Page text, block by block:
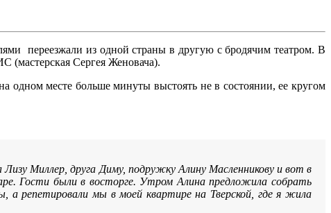
переезжали из одной страны в другую с бродячим театром. В
(мастерская Сергея Женовача).
одном месте больше минуты выстоять не в состоянии, ее кругом
Лизу Миллер, друга Диму, подружку Алину Масленникову и вот в
Гости были в восторге. Утром Алина предложила собрать
а репетировали мы в моей квартире на Тверской, где я жила